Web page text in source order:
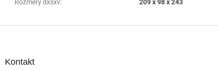
Rozmery dxšxv: 209 x 98 x 243
Kontakt